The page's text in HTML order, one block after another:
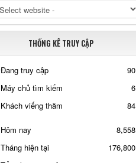
THỐNG KÊ TRUY CẬP
Đang truy cập
90
Máy chủ tìm kiếm
6
Khách viếng thăm
84
Hôm nay
8,558
Tháng hiện tại
176,800